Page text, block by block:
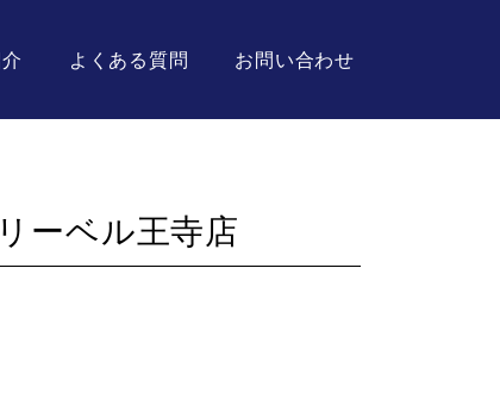
よくある質問 お問い合わせ
ーベル王寺店